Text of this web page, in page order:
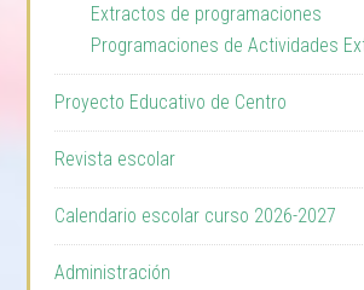
Extractos de programaciones
Programaciones de Actividades
Proyecto Educativo de Centro
Revista escolar
Calendario escolar curso 2026-2027
Administración